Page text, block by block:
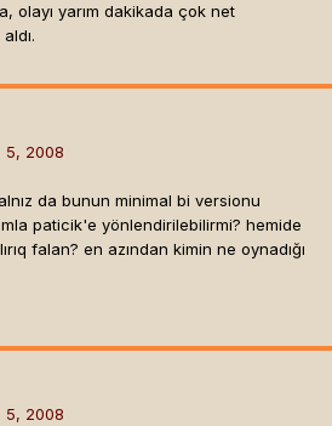
olayı yarım dakikada çok net
5, 2008
da bunun minimal bi versionu
paticik'e yönlendirilebilirmi? hemide
falan? en azından kimin ne oynadığı
5, 2008